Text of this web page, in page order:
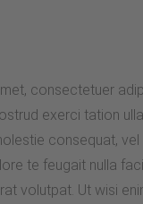
consectetuer
exerci tation
consequat,
te feugait nulla
volutpat. Ut wisi